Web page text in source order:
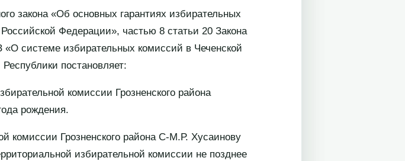
закона «Об основных гарантиях избирательных
Федерации», частью 8 статьи 20 Закона
системе избирательных комиссий в Чеченской
постановляет:
комиссии Грозненского района
рождения.
комиссии Грозненского района С-М.Р. Хусаинову
избирательной комиссии не позднее